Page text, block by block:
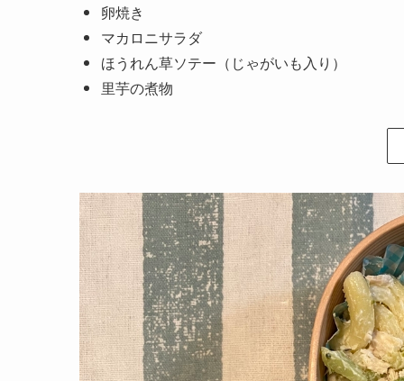
卵焼き
マカロニサラダ
ほうれん草ソテー（じゃがいも入り）
里芋の煮物